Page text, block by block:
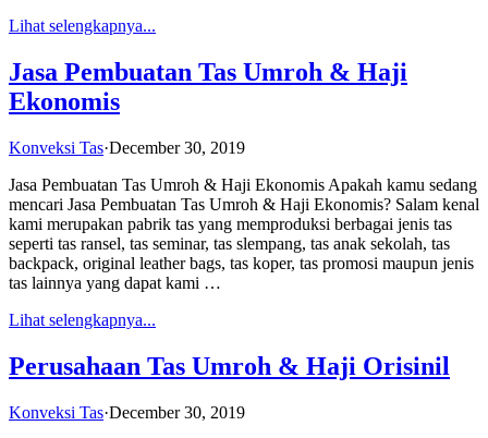
Lihat selengkapnya...
Jasa Pembuatan Tas Umroh & Haji
Ekonomis
Konveksi Tas·December 30, 2019
Jasa Pembuatan Tas Umroh & Haji Ekonomis Apakah kamu sedang
mencari Jasa Pembuatan Tas Umroh & Haji Ekonomis? Salam kenal
kami merupakan pabrik tas yang memproduksi berbagai jenis tas
seperti tas ransel, tas seminar, tas slempang, tas anak sekolah, tas
backpack, original leather bags, tas koper, tas promosi maupun jenis
tas lainnya yang dapat kami …
Lihat selengkapnya...
Perusahaan Tas Umroh & Haji Orisinil
Konveksi Tas·December 30, 2019